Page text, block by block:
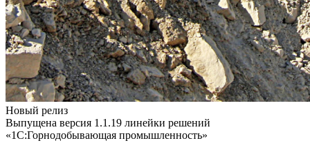
Новый релиз
Выпущена версия 1.1.19 линейки решений
«1С:Горнодобывающая промышленность»